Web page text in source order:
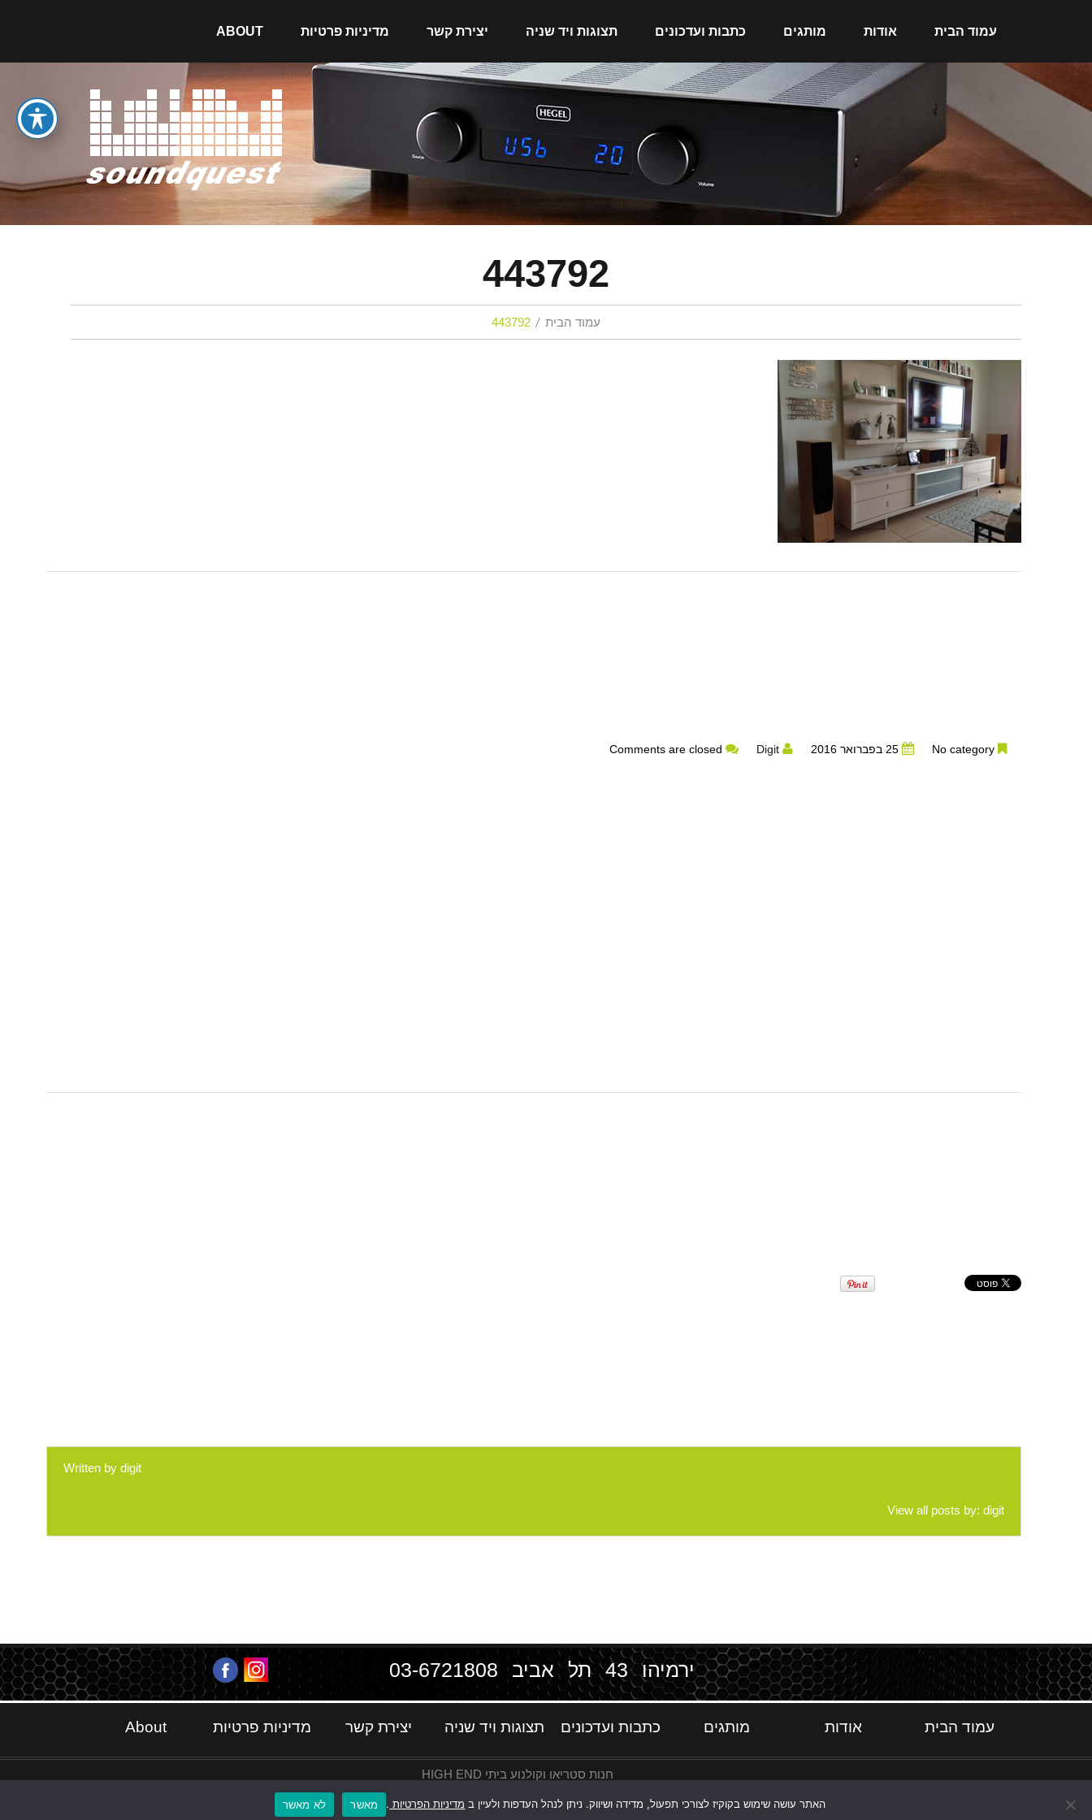
עמוד הבית אודות מותגים כתבות ועדכונים תצוגות ויד שניה יצירת קשר מדיניות פרטיות ABOUT
443792
עמוד הבית 443792
25 בפברואר 2016 Digit
Comments are closed
Written by digit
View all posts by: digit
ירמיהו 43 תל אביב 03-6721808
עמוד הבית אודות מותגים כתבות ועדכונים תצוגות ויד שניה יצירת קשר מדיניות פרטיות About
חנות סטריאו וקולנוע ביתי HIGH END
האתר עושה שימוש בקוקיז לצורכי תפעול, מדידה ושיווק. ניתן לנהל העדפות ולעיין ב מדיניות הפרטיות . מאשר לא מאשר